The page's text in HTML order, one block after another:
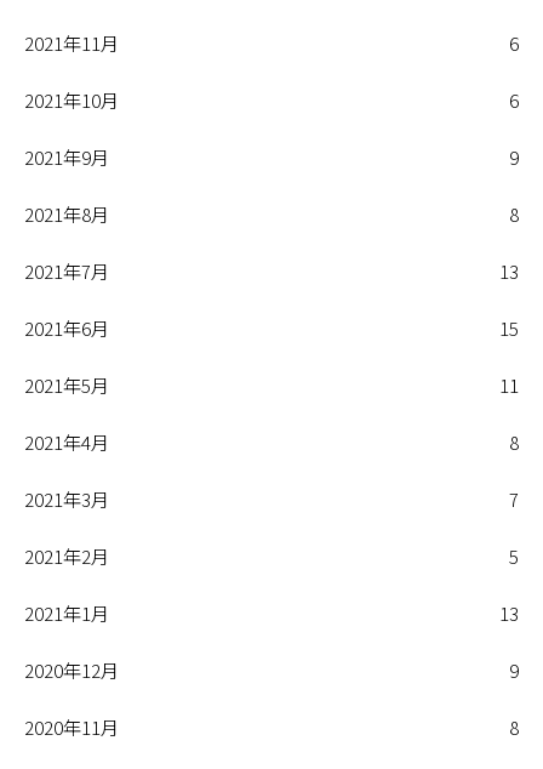
2021年11月 6
2021年10月 6
2021年9月 9
2021年8月 8
2021年7月 13
2021年6月 15
2021年5月 11
2021年4月 8
2021年3月 7
2021年2月 5
2021年1月 13
2020年12月 9
2020年11月 8